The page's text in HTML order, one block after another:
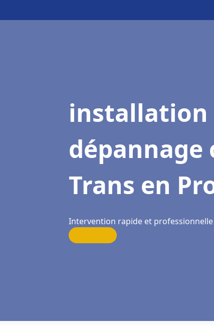
installation
dépannage
Trans en
Intervention rapide et professionnelle